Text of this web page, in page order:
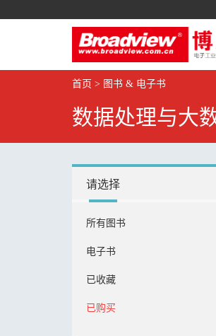
首页 > 图书 & 电子书
数据处理与大
请选择
所有图书
电子书
已收藏
已购买